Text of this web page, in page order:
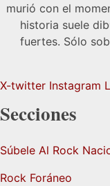
murió con el
historia suele
fuertes. Sólo
X-twitter Instagram
Secciones
Súbele Al Rock
Rock Foráneo